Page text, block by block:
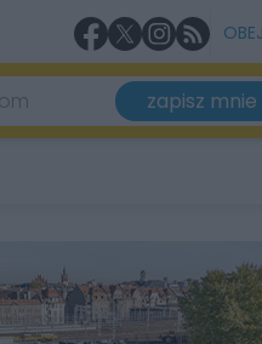
zapisz